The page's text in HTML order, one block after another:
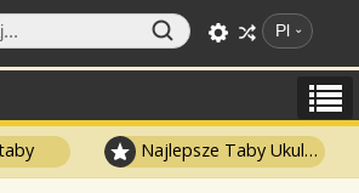
Pl
Najlepsze Taby Ukulele